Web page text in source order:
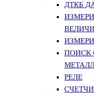
ДТКБ
ПОИСК
РЕЛЕ